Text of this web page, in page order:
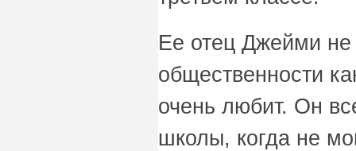
Ее отец Джейми
общественности
очень любит. Он
школы, когда не